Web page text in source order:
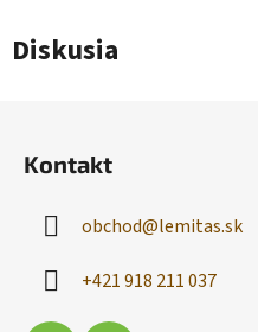
Diskusia
Kontakt
obchod@lemitas.sk
+421 918 211 037